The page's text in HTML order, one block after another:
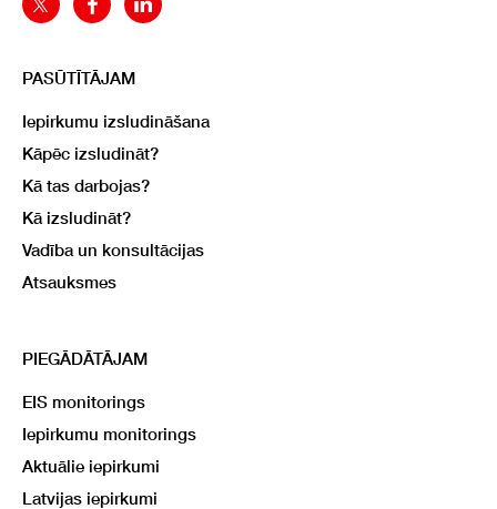
PASŪTĪTĀJAM
Iepirkumu izsludināšana
Kāpēc izsludināt?
Kā tas darbojas?
Kā izsludināt?
Vadība un konsultācijas
Atsauksmes
PIEGĀDĀTĀJAM
EIS monitorings
Iepirkumu monitorings
Aktuālie iepirkumi
Latvijas iepirkumi